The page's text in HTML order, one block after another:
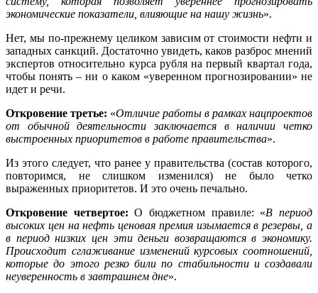
экономические показатели, влияющие на нашу жизнь».
Нет, мы по-прежнему целиком зависим от стоимости нефти и
западных санкций. Достаточно увидеть, каков разброс мнений
экспертов относительно курса рубля на первый квартал года,
чтобы понять – ни о каком «уверенном прогнозировании» не
идет и речи.
Откровение третье: «Отличие работы в рамках нацпроектов
от обычной деятельности заключается в наличии четко
выстроенных приоритетов в работе правительства».
Из этого следует, что ранее у правительства (состав которого,
повторимся, не слишком изменился) не было четко
выраженных приоритетов. И это очень печально.
Откровение четвертое: О бюджетном правиле: «В период
высоких цен на нефть ценовая премия изымается в резервы, а
в период низких цен эти деньги возвращаются в экономику.
Происходит сглаживание изменений курсовых соотношений,
которые до этого резко били по стабильности и создавали
неуверенность в завтрашнем дне».